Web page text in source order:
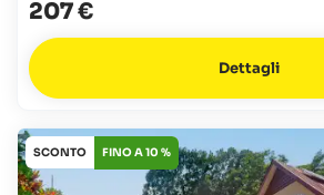
207 €
Dettagli
SCONTO FINO A 10 %